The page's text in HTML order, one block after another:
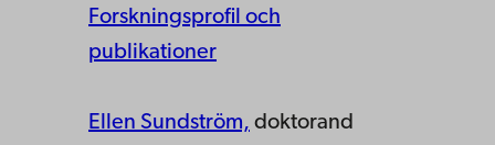
Forskningsprofil och
publikationer
Ellen Sundström, doktorand